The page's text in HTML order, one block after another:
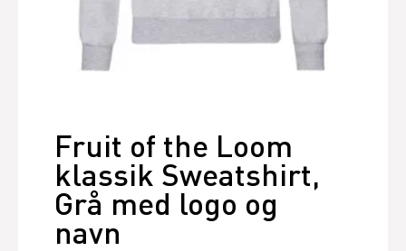
Fruit of the Loom
klassik Sweatshirt,
Grå med logo og
navn